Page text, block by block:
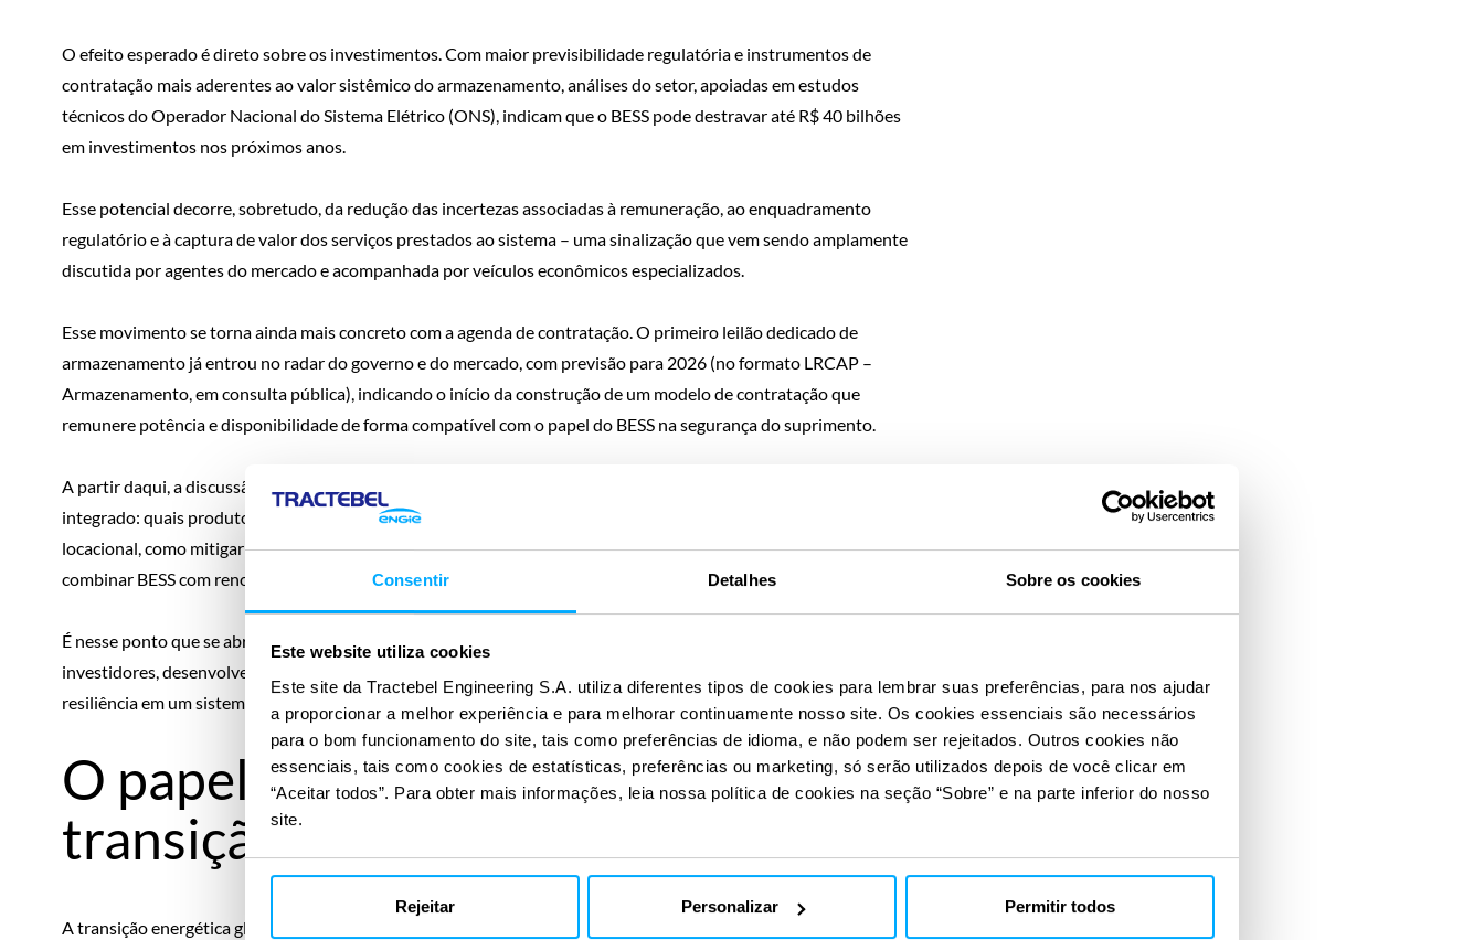
Consentir Detalhes Sobre os cookies
Este website utiliza cookies
Este site da Tractebel Engineering S.A. utiliza diferentes tipos de cookies para lembrar suas preferências, para nos ajudar
a proporcionar a melhor experiência e para melhorar continuamente nosso site. Os cookies essenciais são necessários
para o bom funcionamento do site, tais como preferências de idioma, e não podem ser rejeitados. Outros cookies não
essenciais, tais como cookies de estatísticas, preferências ou marketing, só serão utilizados depois de você clicar em
“Aceitar todos”. Para obter mais informações, leia nossa política de cookies na seção “Sobre” e na parte inferior do nosso
site.
Rejeitar Personalizar Permitir todos
O efeito esperado é direto sobre os investimentos. Com maior previsibilidade regulatória e instrumentos de
contratação mais aderentes ao valor sistêmico do armazenamento, análises do setor, apoiadas em estudos
técnicos do Operador Nacional do Sistema Elétrico (ONS), indicam que o BESS pode destravar até R$ 40 bilhões
em investimentos nos próximos anos.
Esse potencial decorre, sobretudo, da redução das incertezas associadas à remuneração, ao enquadramento
regulatório e à captura de valor dos serviços prestados ao sistema – uma sinalização que vem sendo amplamente
discutida por agentes do mercado e acompanhada por veículos econômicos especializados.
Esse movimento se torna ainda mais concreto com a agenda de contratação. O primeiro leilão dedicado de
armazenamento já entrou no radar do governo e do mercado, com previsão para 2026 (no formato LRCAP –
Armazenamento, em consulta pública), indicando o início da construção de um modelo de contratação que
remunere potência e disponibilidade de forma compatível com o papel do BESS na segurança do suprimento.
A partir daqui, a discussão deixa de ser “se” o BESS entra de vez no setor elétrico e passa a ser “como” ele será
integrado: quais produtos serão contratados (potência, serviços ancilares, alívio de rede), como será o sinal
locacional, como mitigar riscos de performance e degradação, como estruturar conexão e despacho, e como
combinar BESS com renováveis, redes e resposta da demanda.
É nesse ponto que se abrem as oportunidades mais relevantes e, também, os desafios mais técnicos, para
investidores, desenvolvedores, transmissoras, distribuidoras e consumidores livres que buscam competitividade e
resiliência em um sistema elétrico cada vez mais dinâmico.
O papel estratégico do BESS na
transição energética
A transição energética global tem como pilares a descarbonização, digitalização e descentralização. No Brasil, a